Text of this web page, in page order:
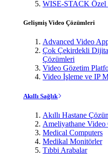
WISE-STACK Özel
Gelişmiş Video Çözümleri
Advanced Video
Çok Çekirdekli
Çözümleri
Video Gözetim
Video İşleme ve IP
Akıllı Sağlık
Akıllı Hastane
Ameliyathane Video
Medical Computers
Medikal Monitörler
Tıbbi Arabalar